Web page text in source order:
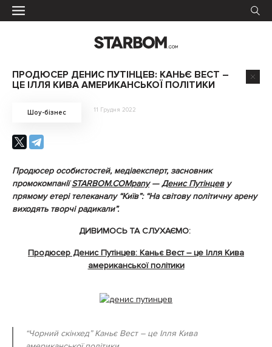
ПРОДЮСЕР ДЕНИС ПУТІНЦЕВ: КАНЬЄ ВЕСТ –
ЦЕ ІЛЛЯ КИВА АМЕРИКАНСЬКОЇ ПОЛІТИКИ
Шоу-бізнес 11 Грудня 2022
Продюсер особистостей, медіаексперт, засновник
промокомпаніїSTARBOM.COMpany—Денис Путінцеву
прямому етері телеканалу “Київ”: “На світову політичну арену
виходять творчі радикали”.
ДИВИМОСЬ ТА СЛУХАЄМО:
Продюсер Денис Путінцев: Каньє Вест – це Ілля Кива
американської політики
“Чорний скінхед” Каньє Вест – це Ілля Кива